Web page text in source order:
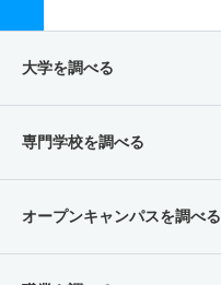
大学を調べる
専門学校を調べる
オープンキャンパスを調べる